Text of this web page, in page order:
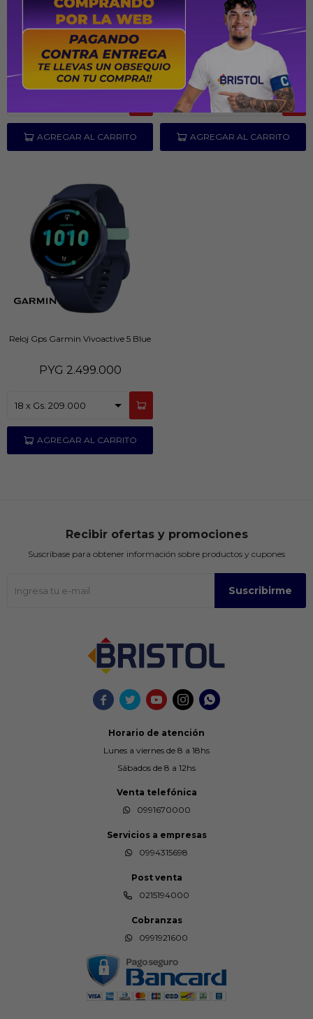
Reloj Smartwatch Garmin
Vivoactive 5 - Slate/Black
PYG 2.499.000
Reloj Gps Garmin Forerunner 55
42mm Negro
PYG
Reloj Gps Garmin Vivoactive 5 Blue
PYG 2.499.000
    
Horario de atención
Lunes a viernes de 8 a 18hs
Sábados de 8 a 12hs
Venta telefónica
0991670000
Servicios a empresas
0994315698
Post venta
0215194000
Cobranzas
0991921600
Recibir ofertas y promociones
Suscríbase para obtener información sobre productos y cupones
Suscribirme